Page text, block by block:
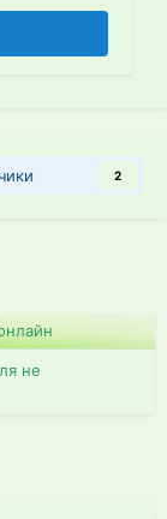
2
не